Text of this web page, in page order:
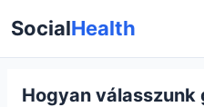
SocialHealth
Hogyan válasszunk